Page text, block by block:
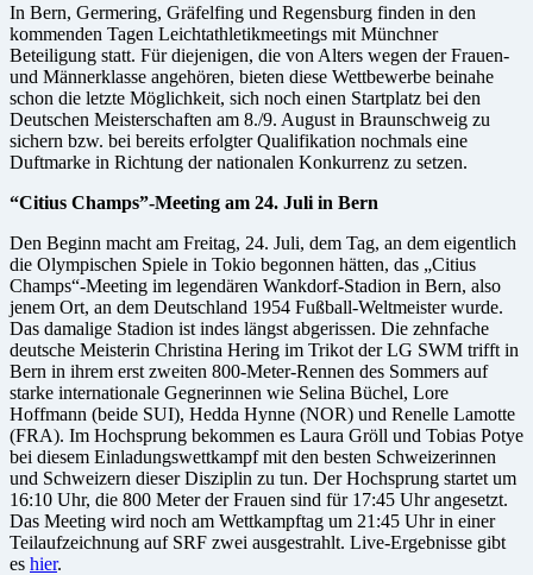
In Bern, Germering, Gräfelfing und Regensburg finden in den
kommenden Tagen Leichtathletikmeetings mit Münchner
Beteiligung statt. Für diejenigen, die von Alters wegen der Frauen-
und Männerklasse angehören, bieten diese Wettbewerbe beinahe
schon die letzte Möglichkeit, sich noch einen Startplatz bei den
Deutschen Meisterschaften am 8./9. August in Braunschweig zu
sichern bzw. bei bereits erfolgter Qualifikation nochmals eine
Duftmarke in Richtung der nationalen Konkurrenz zu setzen.
“Citius Champs”-Meeting am 24. Juli in Bern
Den Beginn macht am Freitag, 24. Juli, dem Tag, an dem eigentlich
die Olympischen Spiele in Tokio begonnen hätten, das „Citius
Champs“-Meeting im legendären Wankdorf-Stadion in Bern, also
jenem Ort, an dem Deutschland 1954 Fußball-Weltmeister wurde.
Das damalige Stadion ist indes längst abgerissen. Die zehnfache
deutsche Meisterin Christina Hering im Trikot der LG SWM trifft in
Bern in ihrem erst zweiten 800-Meter-Rennen des Sommers auf
starke internationale Gegnerinnen wie Selina Büchel, Lore
Hoffmann (beide SUI), Hedda Hynne (NOR) und Renelle Lamotte
(FRA). Im Hochsprung bekommen es Laura Gröll und Tobias Potye
bei diesem Einladungswettkampf mit den besten Schweizerinnen
und Schweizern dieser Disziplin zu tun. Der Hochsprung startet um
16:10 Uhr, die 800 Meter der Frauen sind für 17:45 Uhr angesetzt.
Das Meeting wird noch am Wettkampftag um 21:45 Uhr in einer
Teilaufzeichnung auf SRF zwei ausgestrahlt. Live-Ergebnisse gibt
es hier.